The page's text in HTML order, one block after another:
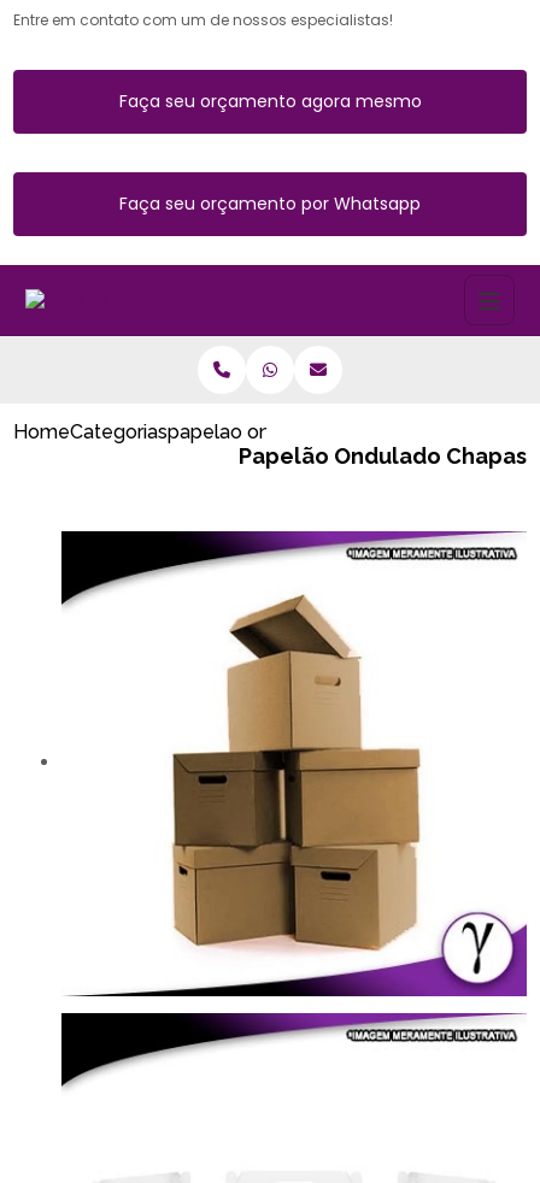
Entre em contato com um de nossos especialistas!
Faça seu orçamento agora mesmo
Faça seu orçamento por Whatsapp
HomeCategoriaspapelao ondulado chapas
Papelão Ondulado Chapas